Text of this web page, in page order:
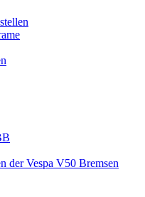
der Vespa V50 Bremsen